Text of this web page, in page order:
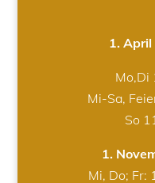
1.
Mo,Di
Mi-Sa,
So
1.
Mi, Do; Fr: